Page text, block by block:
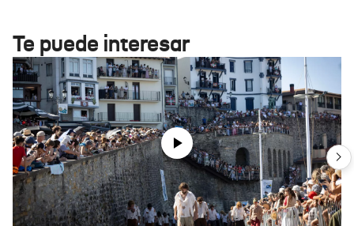
Te puede interesar